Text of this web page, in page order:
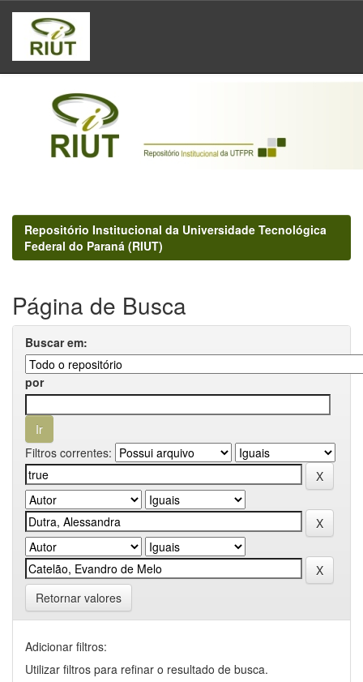
Skip
navigation
Repositório Institucional da Universidade Tecnológica
Federal do Paraná (RIUT)
Página de Busca
Buscar em:
por
Filtros correntes:
Retornar valores
Adicionar filtros:
Utilizar filtros para refinar o resultado de busca.